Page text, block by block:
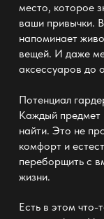
место, которое
ваши привычки.
напоминает
вещей. И даже
аксессуаров до
Потенциал
Каждый предмет
найти. Это не
комфорт и
переборщить с
жизни.
Есть в этом